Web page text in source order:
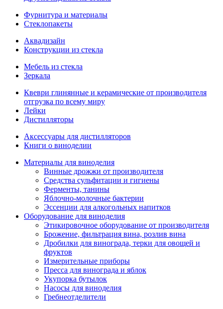
Фурнитура и материалы
Стеклопакеты
Аквадизайн
Конструкции из стекла
Мебель из стекла
Зеркала
Квеври глинянные и керамические от производителя
отгрузка по всему миру
Лейки
Дистилляторы
Аксессуары для дистилляторов
Книги о виноделии
Материалы для виноделия
Винные дрожжи от производителя
Средства сульфитации и гигиены
Ферменты, танины
Яблочно-молочные бактерии
Эссенции для алкогольных напитков
Оборудование для виноделия
Этикировочное оборудование от производителя
Брожение, фильтрация вина, розлив вина
Дробилки для винограда, терки для овощей и
фруктов
Измерительные приборы
Пресса для винограда и яблок
Укупорка бутылок
Насосы для виноделия
Гребнеотделители